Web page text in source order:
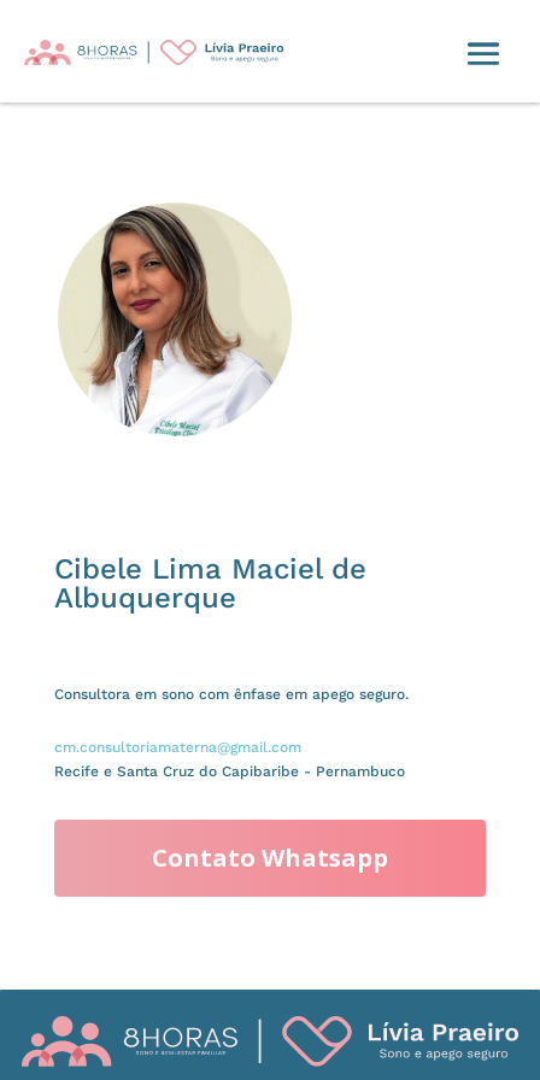
Cibele Lima Maciel de
Albuquerque
Consultora em sono com ênfase em apego seguro.
cm.consultoriamaterna@gmail.com
Recife e Santa Cruz do Capibaribe - Pernambuco
Contato Whatsapp